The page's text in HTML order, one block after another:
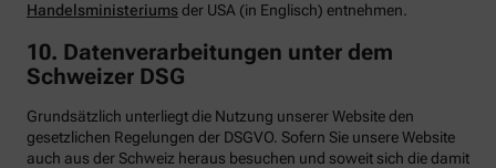
Handelsministeriumsder USA (in Englisch) entnehmen.
10. Datenverarbeitungen unter dem
Schweizer DSG
Grundsätzlich unterliegt die Nutzung unserer Website den
gesetzlichen Regelungen der DSGVO. Sofern Sie unsere Website
auch aus der Schweiz heraus besuchen und soweit sich die damit